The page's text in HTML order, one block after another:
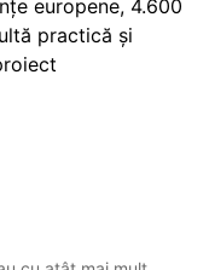
europene, 4.600
practică și